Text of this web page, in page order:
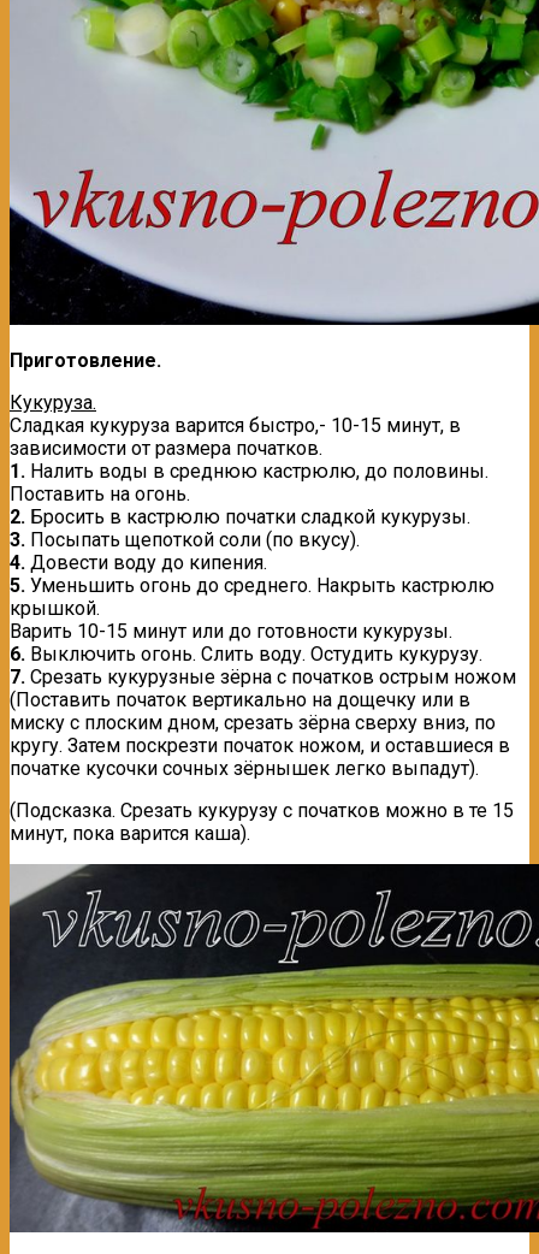
Приготовление.
Кукуруза.
Сладкая кукуруза варится быстро,- 10-15 минут, в
зависимости от размера початков.
1. Налить воды в среднюю кастрюлю, до половины.
Поставить на огонь.
2. Бросить в кастрюлю початки сладкой кукурузы.
3. Посыпать щепоткой соли (по вкусу).
4. Довести воду до кипения.
5. Уменьшить огонь до среднего. Накрыть кастрюлю
крышкой.
Варить 10-15 минут или до готовности кукурузы.
6. Выключить огонь. Слить воду. Остудить кукурузу.
7. Срезать кукурузные зёрна с початкoв острым ножом
(Поставить початок вертикально на дощечку или в
миску с плоским дном, срезать зёрна сверху вниз, по
кругу. Затем поскрезти початок ножом, и оставшиеся в
початке кусочки сочных зёрнышек легко выпадут).
(Подсказка. Срезать кукурузу с початков можно в те 15
минут, пока варится каша).